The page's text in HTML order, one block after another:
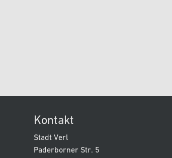
Kontakt
Stadt Verl
Paderborner Str. 5